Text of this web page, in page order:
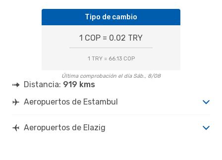
Tipo de cambio
1 COP = 0.02 TRY
1 TRY = 66.13 COP
Última comprobación el día Sáb., 8/08
Distancia: 919 kms
Aeropuertos de Estambul
Aeropuertos de Elazig